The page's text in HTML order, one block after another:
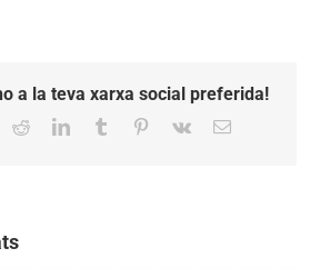
a la teva xarxa social preferida!
RedditLinkedInTumblr Pinterest
Vk Email: